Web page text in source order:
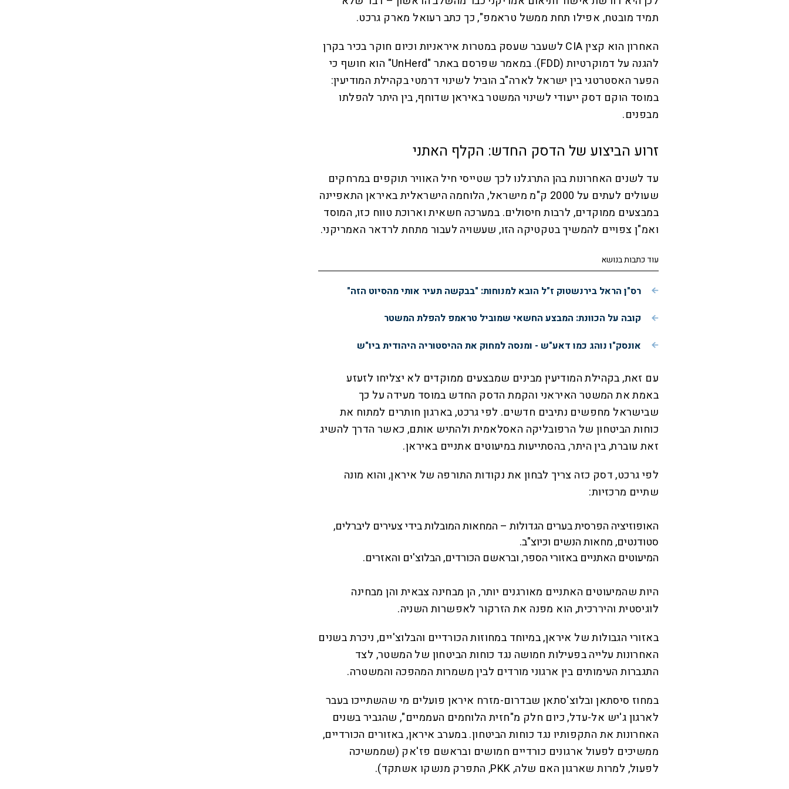
תמיד מובטח, אפילו תחת ממשל טראמפ", כך כתב רעואל מארק גרכט.
האחרון הוא קצין CIA לשעבר שעסק במטרות איראניות וכיום חוקר בכיר בקרן
להגנה על דמוקרטיות (FDD). במאמר שפרסם באתר "UnHerd" הוא חושף כי
הפער האסטרטגי בין ישראל לארה"ב הוביל לשינוי דרמטי בקהילת המודיעין:
במוסד הוקם דסק ייעודי לשינוי המשטר באיראן שדוחף, בין היתר להפלתו
מבפנים.
זרוע הביצוע של הדסק החדש: הקלף האתני
עד לשנים האחרונות בהן התרגלנו לכך שטייסי חיל האוויר תוקפים במרחקים
שעולים לעתים על 2000 ק"מ מישראל, הלוחמה הישראלית באיראן התאפיינה
במבצעים ממוקדים, לרבות חיסולים. במערכה חשאית וארוכת טווח כזו, המוסד
ואמ"ן צפויים להמשיך בטקטיקה הזו, שעשויה לעבור מתחת לרדאר האמריקני.
עוד כתבות בנושא
רס"ן הראל בירנשטוק ז"ל הובא למנוחות: "בבקשה תעיר אותי מהסיוט הזה"
קובה על הכוונת: המבצע החשאי שמוביל טראמפ להפלת המשטר
אונסק"ו נוהג כמו דאע"ש - ומנסה למחוק את ההיסטוריה היהודית ביו"ש
עם זאת, בקהילת המודיעין מבינים שמבצעים ממוקדים לא יצליחו לזעזע
באמת את המשטר האיראני והקמת הדסק החדש במוסד מעידה על כך
שבישראל מחפשים נתיבים חדשים. לפי גרכט, בארגון חותרים למתוח את
כוחות הביטחון של הרפובליקה האסלאמית ולהתיש אותם, כאשר הדרך להשיג
זאת עוברת, בין היתר, בהסתייעות במיעוטים אתניים באיראן.
לפי גרכט, דסק כזה צריך לבחון את נקודות התורפה של איראן, והוא מונה
שתיים מרכזיות:
האופוזיציה הפרסית בערים הגדולות – המחאות המובלות בידי צעירים ליברלים,
סטודנטים, מחאות הנשים וכיוצ"ב.
המיעוטים האתניים באזורי הספר, ובראשם הכורדים, הבלוצ'ים והאזרים.
היות שהמיעוטים האתניים מאורגנים יותר, הן מבחינה צבאית והן מבחינה
לוגיסטית והיררכית, הוא מפנה את הזרקור לאפשרות השניה.
באזורי הגבולות של איראן, במיוחד במחוזות הכורדיים והבלוצ'יים, ניכרת בשנים
האחרונות עלייה בפעילות חמושה נגד כוחות הביטחון של המשטר, לצד
התגברות העימותים בין ארגוני מורדים לבין משמרות המהפכה והמשטרה.
במחוז סיסתאן ובלוצ'סתאן שבדרום-מזרח איראן פועלים מי שהשתייכו בעבר
לארגון ג'יש אל-עדל, כיום חלק מ"חזית הלוחמים העממיים", שהגביר בשנים
האחרונות את התקפותיו נגד כוחות הביטחון. במערב איראן, באזורים הכורדיים,
ממשיכים לפעול ארגונים כורדיים חמושים ובראשם פז'אק (שממשיכה
לפעול, למרות שארגון האם שלה, PKK, התפרק מנשקו אשתקד).